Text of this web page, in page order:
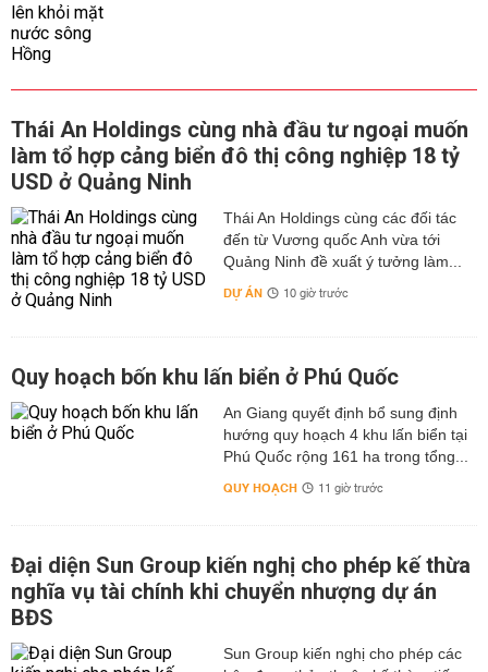
Thái An Holdings cùng nhà đầu tư ngoại muốn
làm tổ hợp cảng biển đô thị công nghiệp 18 tỷ
USD ở Quảng Ninh
Thái An Holdings cùng các đối tác
đến từ Vương quốc Anh vừa tới
Quảng Ninh đề xuất ý tưởng làm...
DỰ ÁN 10 giờ trước
Quy hoạch bốn khu lấn biển ở Phú Quốc
An Giang quyết định bổ sung định
hướng quy hoạch 4 khu lấn biển tại
Phú Quốc rộng 161 ha trong tổng...
QUY HOẠCH 11 giờ trước
Đại diện Sun Group kiến nghị cho phép kế thừa
nghĩa vụ tài chính khi chuyển nhượng dự án
BĐS
Sun Group kiến nghị cho phép các